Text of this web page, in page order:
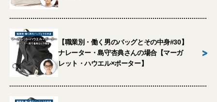
【職業別・働く男のバッグとその中身#30】
ナレーター・島守杏典さんの場合【マーガ
レット・ハウエル×ポーター】
>